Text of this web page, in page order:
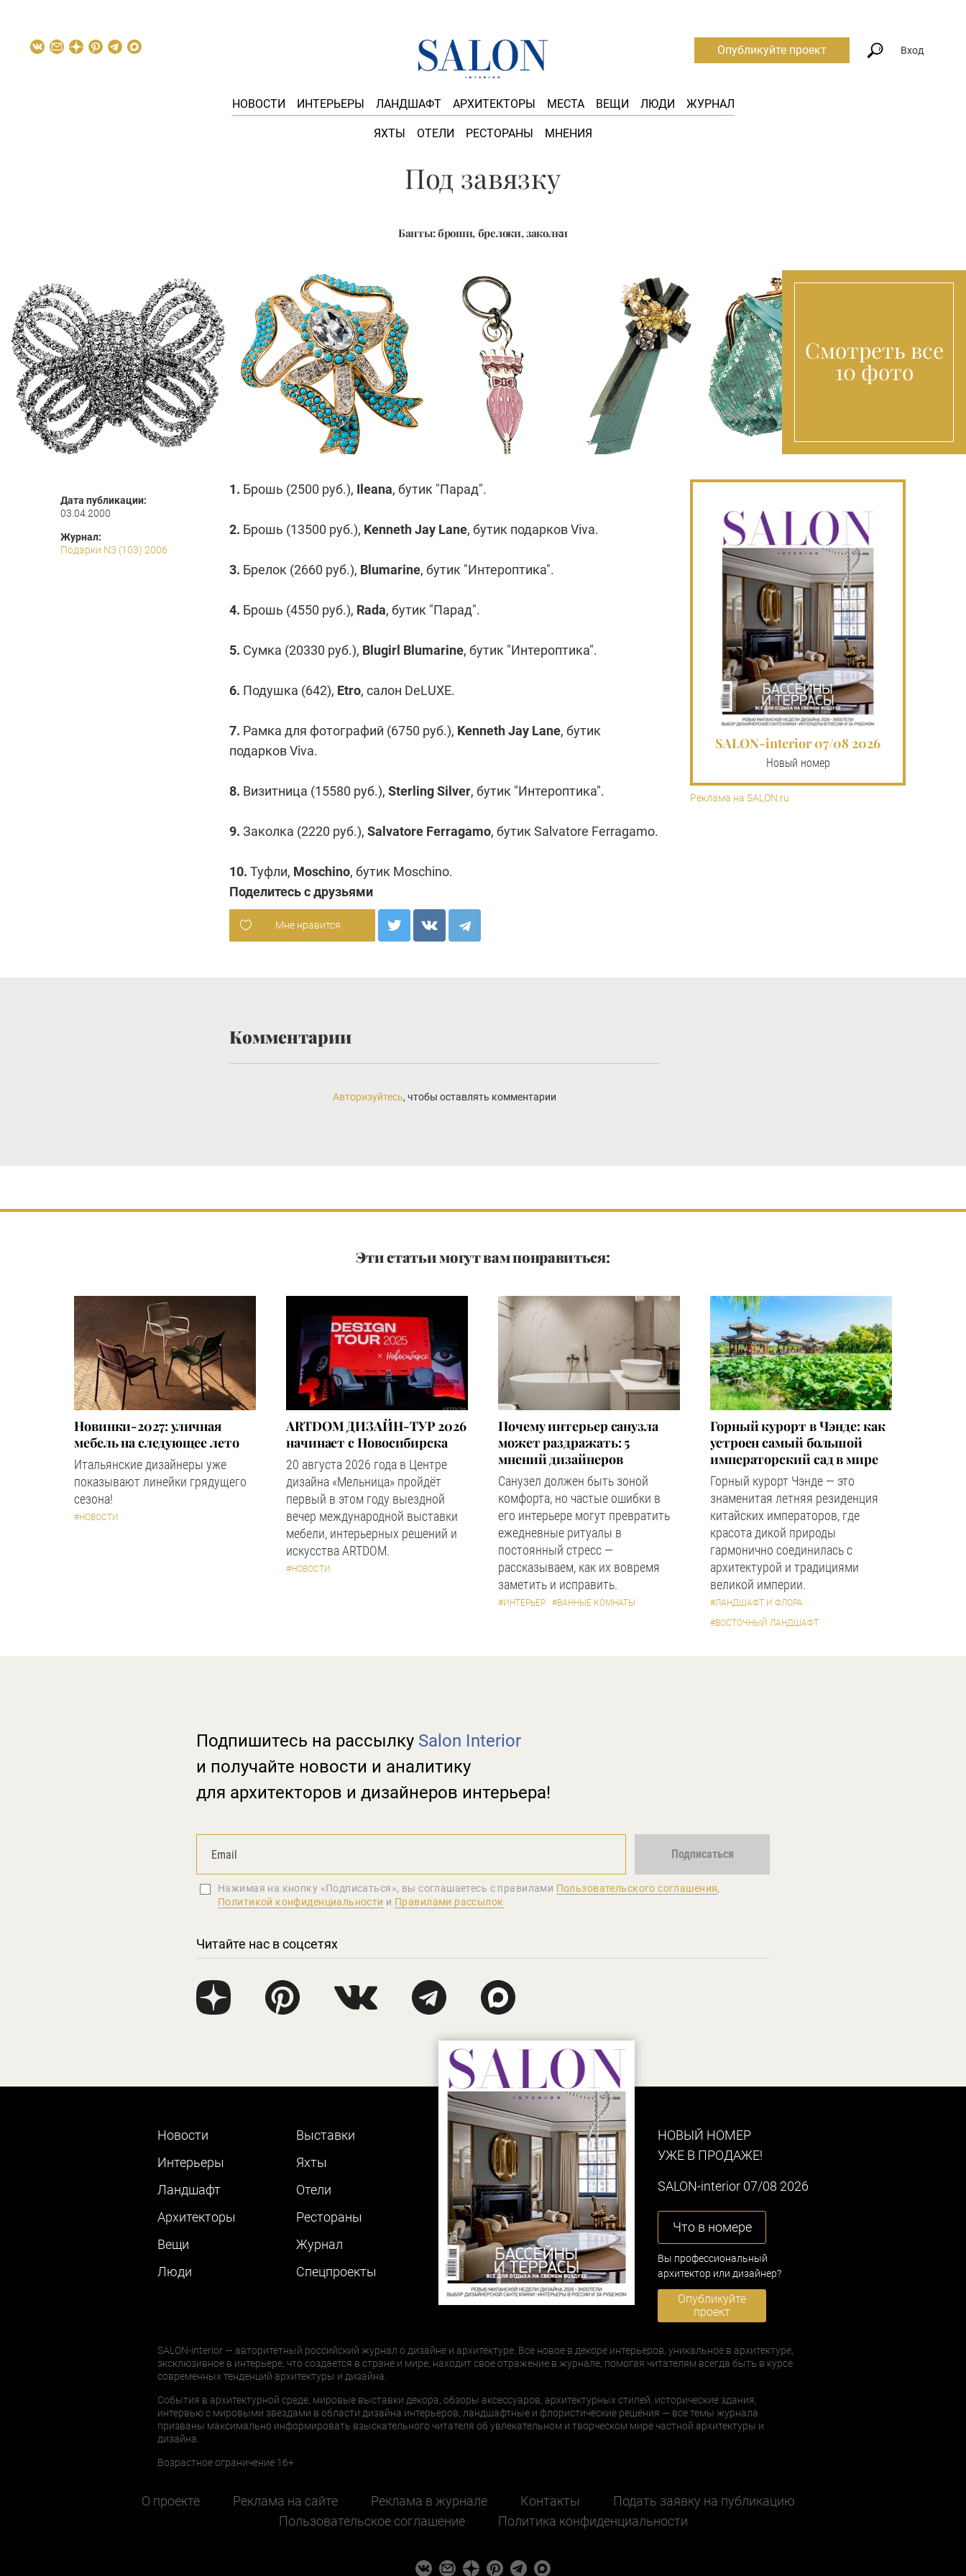
НОВОСТИ ИНТЕРЬЕРЫ ЛАНДШАФТ АРХИТЕКТОРЫ МЕСТА ВЕЩИ ЛЮДИ ЖУРНАЛ
ЯХТЫ ОТЕЛИ РЕСТОРАНЫ МНЕНИЯ
Опубликуйте проект Вход
Под завязку
Банты: броши, брелоки, заколки
Смотреть все
10 фото
Дата публикации:
03.04.2000
Журнал:
Подарки N3 (103) 2006
1. Брошь (2500 руб.), Ileana, бутик "Парад".
2. Брошь (13500 руб.), Kenneth Jay Lane, бутик подарковViva.
3. Брелок (2660 руб.), Blumarine, бутик "Интероптика".
4. Брошь (4550 руб.), Rada, бутик "Парад".
5. Сумка (20330 руб.), Blugirl Blumarine, бутик "Интероптика".
6. Подушка (642), Etro, салон DeLUXE.
7. Рамка для фотографий (6750 руб.), Kenneth Jay Lane, бутик
подарковViva.
8. Визитница (15580 руб.), Sterling Silver, бутик "Интероптика".
9. Заколка (2220 руб.), Salvatore Ferragamo, бутик Salvatore Ferragamo.
10. Туфли, Moschino, бутик Moschino.
Поделитесь с друзьями
Мне нравится
SALON-interior 07/08 2026
Новый номер
Реклама на SALON.ru
Комментарии
Авторизуйтесь, чтобы оставлять комментарии
Эти статьи могут вам понравиться:
Новинки-2027: уличная
мебель на следующее лето
Итальянские дизайнеры уже
показывают линейки грядущего
сезона!
#НОВОСТИ
ARTDOM ДИЗАЙН-ТУР 2026
начинает с Новосибирска
20 августа 2026 года в Центре
дизайна «Мельница» пройдёт
первый в этом году выездной
вечер международной выставки
мебели, интерьерных решений и
искусства ARTDOM.
#НОВОСТИ
Почему интерьер санузла
может раздражать: 5
мнений дизайнеров
Санузел должен быть зоной
комфорта, но частые ошибки в
его интерьере могут превратить
ежедневные ритуалы в
постоянный стресс —
рассказываем, как их вовремя
заметить и исправить.
#ИНТЕРЬЕР #ВАННЫЕ КОМНАТЫ
Горный курорт в Чэнде: как
устроен самый большой
императорский сад в мире
Горный курорт Чэнде — это
знаменитая летняя резиденция
китайских императоров, где
красота дикой природы
гармонично соединилась с
архитектурой и традициями
великой империи.
#ЛАНДШАФТ И ФЛОРА
#ВОСТОЧНЫЙ ЛАНДШАФТ
Подпишитесь на рассылку Salon Interior
и получайте новости и аналитику
для архитекторов и дизайнеров интерьера!
Подписаться
Нажимая на кнопку «Подписаться», вы соглашаетеcь с правилами Пользовательского соглашения,
Политикой конфиденциальности и Правилами рассылок
Читайте нас в соцсетях
Новости
Интерьеры
Ландшафт
Архитекторы
Вещи
Люди
Выставки
Яхты
Отели
Рестораны
Журнал
Cпецпроекты
НОВЫЙ НОМЕР
УЖЕ В ПРОДАЖЕ!
SALON-interior 07/08 2026
Что в номере
Вы профессиональный
архитектор или дизайнер?
Опубликуйте
проект
SALON-interior — авторитетный российский журнал о дизайне и архитектуре. Все новое в декоре интерьеров, уникальное в архитектуре,
эксклюзивное в интерьере, что создается в стране и мире, находит свое отражение в журнале, помогая читателям всегда быть в курсе
современных тенденций архитектуры и дизайна.
События в архитектурной среде, мировые выставки декора, обзоры аксессуаров, архитектурных стилей, исторические здания,
интервью с мировыми звездами в области дизайна интерьеров, ландшафтные и флористические решения — все темы журнала
призваны максимально информировать взыскательного читателя об увлекательном и творческом мире частной архитектуры и
дизайна.
Возрастное ограничение 16+
О проекте Реклама на сайте Реклама в журнале Контакты
Подать заявку на публикацию
Пользовательское соглашение
Политика конфиденциальности